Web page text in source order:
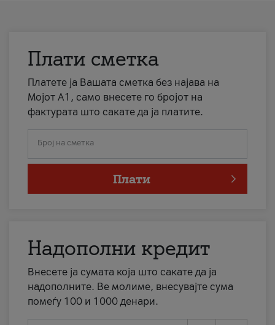
Плати сметка
Платете ја Вашата сметка без најава на
Мојот А1, само внесете го бројот на
фактурата што сакате да ја платите.
Број на сметка
Плати
Надополни кредит
Внесете ја сумата која што сакате да ја
надополните. Ве молиме, внесувајте сума
помеѓу 100 и 1000 денари.